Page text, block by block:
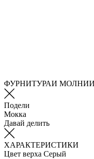
ФУРНИТУРАИ
Подели
Мокка
Давай делить
ХАРАКТЕРИСТИКИ
Цвет верха Серый